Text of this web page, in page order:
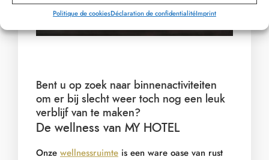
Politique de cookiesDéclaration de confidentialitéImprint
Bent u op zoek naar binnenactiviteiten
om er bij slecht weer toch nog een leuk
verblijf van te maken?
De wellness van MY HOTEL
Onze wellnessruimte is een ware oase van rust